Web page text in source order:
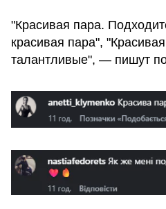
"Красивая пара.
красивая пара",
талантливые", — пишут